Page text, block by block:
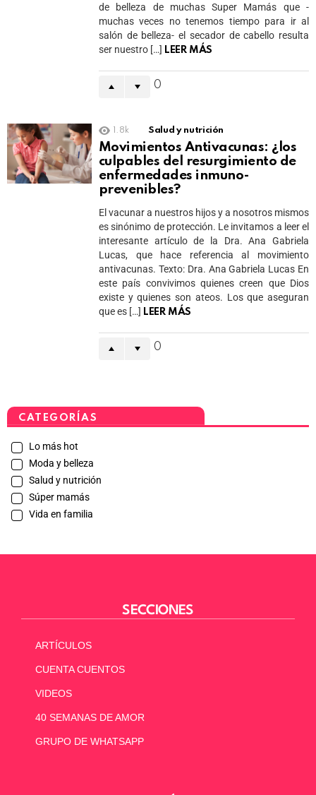
de belleza de muchas Super Mamás que -
muchas veces no tenemos tiempo para ir al
salón de belleza- el secador de cabello resulta
ser nuestro […] LEER MÁS
0
1.8k Salud y nutrición
Movimientos Antivacunas: ¿los
culpables del resurgimiento de
enfermedades inmuno-
prevenibles?
El vacunar a nuestros hijos y a nosotros mismos
es sinónimo de protección. Le invitamos a leer el
interesante artículo de la Dra. Ana Gabriela
Lucas, que hace referencia al movimiento
antivacunas. Texto: Dra. Ana Gabriela Lucas En
este país convivimos quienes creen que Dios
existe y quienes son ateos. Los que aseguran
que es […] LEER MÁS
0
CATEGORÍAS
Lo más hot
Moda y belleza
Salud y nutrición
Súper mamás
Vida en familia
SECCIONES
ARTÍCULOS
CUENTA CUENTOS
VIDEOS
40 SEMANAS DE AMOR
GRUPO DE WHATSAPP